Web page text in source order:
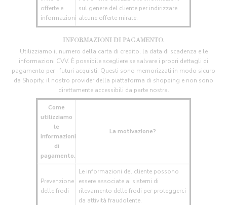
offerte e
informazioni
sul genere del cliente per indirizzare
alcune offerte mirate.
INFORMAZIONI DI PAGAMENTO.
Utilizziamo il numero della carta di credito, la data di scadenza e le
informazioni CVV. È possibile scegliere se salvare i propri dettagli di
pagamento per i futuri acquisti. Questi sono memorizzati in modo sicuro
da Shopify, il nostro provider della piattaforma di shopping e non sono
direttamente accessibili da parte nostra.
Come
utilizziamo
le
informazioni
di
pagamento.
La motivazione?
Prevenzione
delle frodi
Le informazioni del cliente possono
essere associate ai sistemi di
rilevamento delle frodi per proteggerci
da attività fraudolente.